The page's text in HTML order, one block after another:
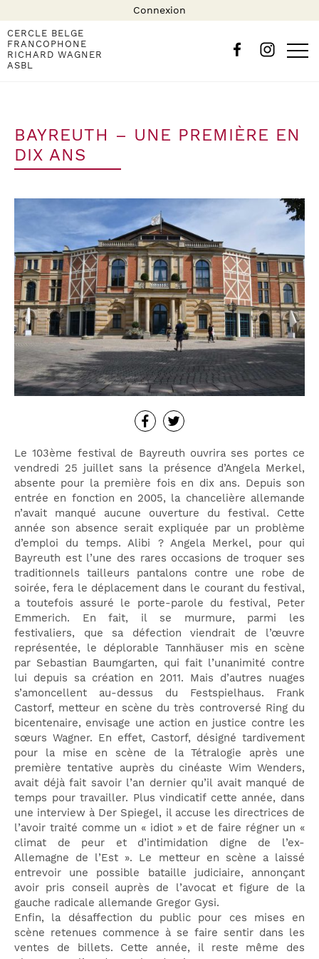
Connexion
CERCLE BELGE
FRANCOPHONE
RICHARD WAGNER
ASBL
BAYREUTH – UNE PREMIÈRE EN
DIX ANS
Le 103ème festival de Bayreuth ouvrira ses portes ce
vendredi 25 juillet sans la présence d’Angela Merkel,
absente pour la première fois en dix ans. Depuis son
entrée en fonction en 2005, la chancelière allemande
n’avait manqué aucune ouverture du festival. Cette
année son absence serait expliquée par un problème
d’emploi du temps. Alibi ? Angela Merkel, pour qui
Bayreuth est l’une des rares occasions de troquer ses
traditionnels tailleurs pantalons contre une robe de
soirée, fera le déplacement dans le courant du festival,
a toutefois assuré le porte-parole du festival, Peter
Emmerich. En fait, il se murmure, parmi les
festivaliers, que sa défection viendrait de l’œuvre
représentée, le déplorable Tannhäuser mis en scène
par Sebastian Baumgarten, qui fait l’unanimité contre
lui depuis sa création en 2011. Mais d’autres nuages
s’amoncellent au-dessus du Festspielhaus. Frank
Castorf, metteur en scène du très controversé Ring du
bicentenaire, envisage une action en justice contre les
sœurs Wagner. En effet, Castorf, désigné tardivement
pour la mise en scène de la Tétralogie après une
première tentative auprès du cinéaste Wim Wenders,
avait déjà fait savoir l’an dernier qu’il avait manqué de
temps pour travailler. Plus vindicatif cette année, dans
une interview à Der Spiegel, il accuse les directrices de
l’avoir traité comme un « idiot » et de faire régner un «
climat de peur et d’intimidation digne de l’ex-
Allemagne de l’Est ». Le metteur en scène a laissé
entrevoir une possible bataille judiciaire, annonçant
avoir pris conseil auprès de l’avocat et figure de la
gauche radicale allemande Gregor Gysi.
Enfin, la désaffection du public pour ces mises en
scène retenues commence à se faire sentir dans les
ventes de billets. Cette année, il reste même des